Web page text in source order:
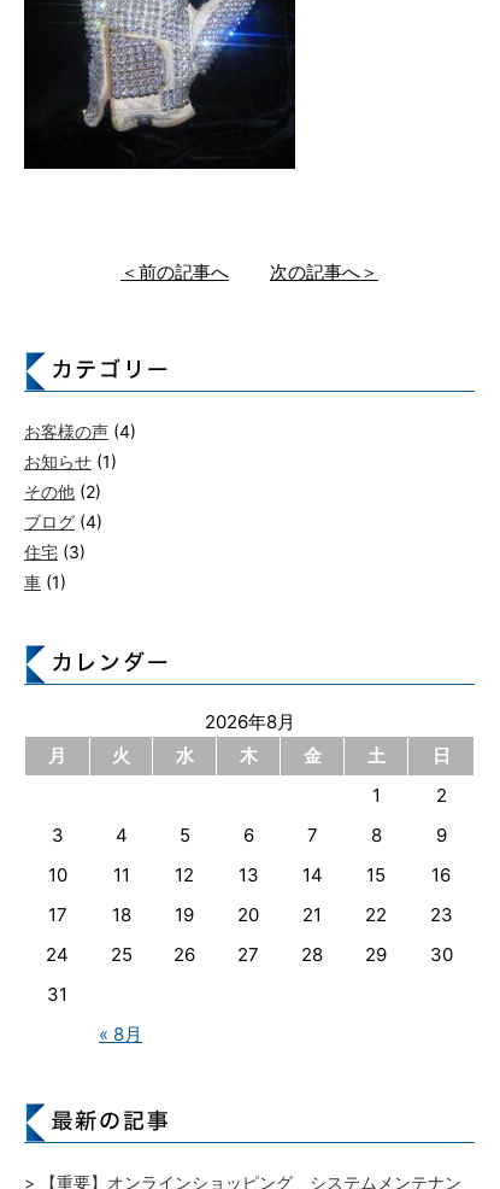
＜前の記事へ 次の記事へ＞
お客様の声 (4)
お知らせ (1)
その他 (2)
ブログ (4)
住宅 (3)
車 (1)
2026年8月
月
火 水 木 金 土 日
« 8月
1
2
3
4 5 6 7 8
9
10
11 12 13 14 15
16
17
18 19 20 21 22
23
24
25 26 27 28 29
30
31
【重要】オンラインショッピング システムメンテナン